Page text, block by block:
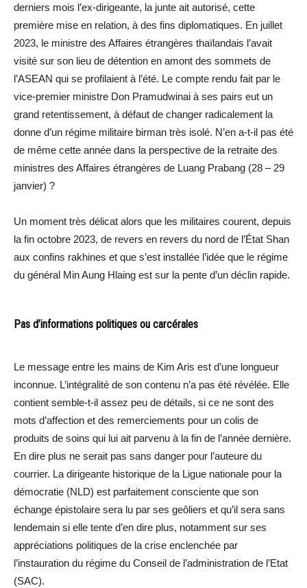
derniers mois l’ex-dirigeante, la junte ait autorisé, cette
première mise en relation, à des fins diplomatiques. En juillet
2023, le ministre des Affaires étrangères thaïlandais l’avait
visité sur son lieu de détention en amont des sommets de
l’ASEAN qui se profilaient à l’été. Le compte rendu fait par le
vice-premier ministre Don Pramudwinai à ses pairs eut un
grand retentissement, à défaut de changer radicalement la
donne d’un régime militaire birman très isolé. N’en a-t-il pas été
de même cette année dans la perspective de la retraite des
ministres des Affaires étrangères de Luang Prabang (28 – 29
janvier) ?
Un moment très délicat alors que les militaires courent, depuis
la fin octobre 2023, de revers en revers du nord de l’État Shan
aux confins rakhines et que s’est installée l’idée que le régime
du général Min Aung Hlaing est sur la pente d’un déclin rapide.
Pas d’informations politiques ou carcérales
Le message entre les mains de Kim Aris est d’une longueur
inconnue. L’intégralité de son contenu n’a pas été révélée. Elle
contient semble-t-il assez peu de détails, si ce ne sont des
mots d’affection et des remerciements pour un colis de
produits de soins qui lui ait parvenu à la fin de l’année dernière.
En dire plus ne serait pas sans danger pour l’auteure du
courrier. La dirigeante historique de la Ligue nationale pour la
démocratie (NLD) est parfaitement consciente que son
échange épistolaire sera lu par ses geôliers et qu’il sera sans
lendemain si elle tente d’en dire plus, notamment sur ses
appréciations politiques de la crise enclenchée par
l’instauration du régime du Conseil de l’administration de l’Etat
(SAC).